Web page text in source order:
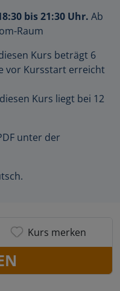
bis 21:30 Uhr. Ab
Raum
Kurs beträgt 6
vor Kursstart erreicht
Kurs liegt bei 12
unter der
Kurs merken